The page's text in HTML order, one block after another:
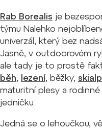
Rab Borealis je
týmu Nalehko
univerzál, který bez
Jasně, v outdoorovém
ale tady je to prostě
běh, lezení, běžky, skialp
maturitní plesy a
jedničku.
Jedná se o lehoučkou,